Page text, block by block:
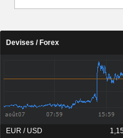
Devises / Forex
EUR / USD